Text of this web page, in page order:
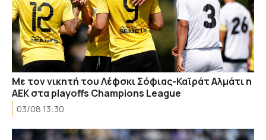
Με τον νικητή του Λέφσκι Σόφιας-Καϊράτ Αλμάτι η
ΑΕΚ στα playoffs Champions League
03/08 13:30